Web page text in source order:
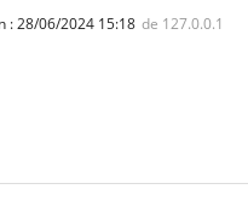
:28/06/2024 15:18 de 127.0.0.1